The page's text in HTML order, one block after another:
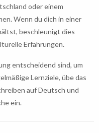
oder einem
Wenn du dich in einer
beschleunigt dies
Erfahrungen.
entscheidend sind, um
Lernziele, übe das
auf Deutsch und
ein.